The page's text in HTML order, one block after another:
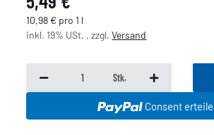
10,98 € pro 1 l
inkl. 19% USt. , zzgl.Versand
Stk.
Consent